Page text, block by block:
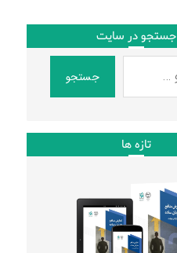
جستجو در سایت
جستجو
تازه ها